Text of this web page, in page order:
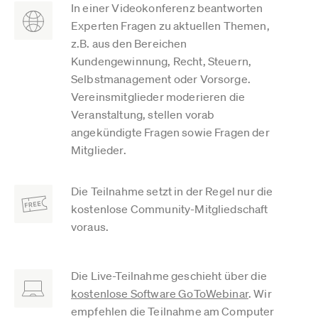
In einer Videokonferenz beantworten
Experten Fragen zu aktuellen Themen,
z.B. aus den Bereichen
Kundengewinnung, Recht, Steuern,
Selbstmanagement oder Vorsorge.
Vereinsmitglieder moderieren die
Veranstaltung, stellen vorab
angekündigte Fragen sowie Fragen der
Mitglieder.
Die Teilnahme setzt in der Regel nur die
kostenlose Community-Mitgliedschaft
voraus.
Die Live-Teilnahme geschieht über die
kostenlose Software GoToWebinar. Wir
empfehlen die Teilnahme am Computer